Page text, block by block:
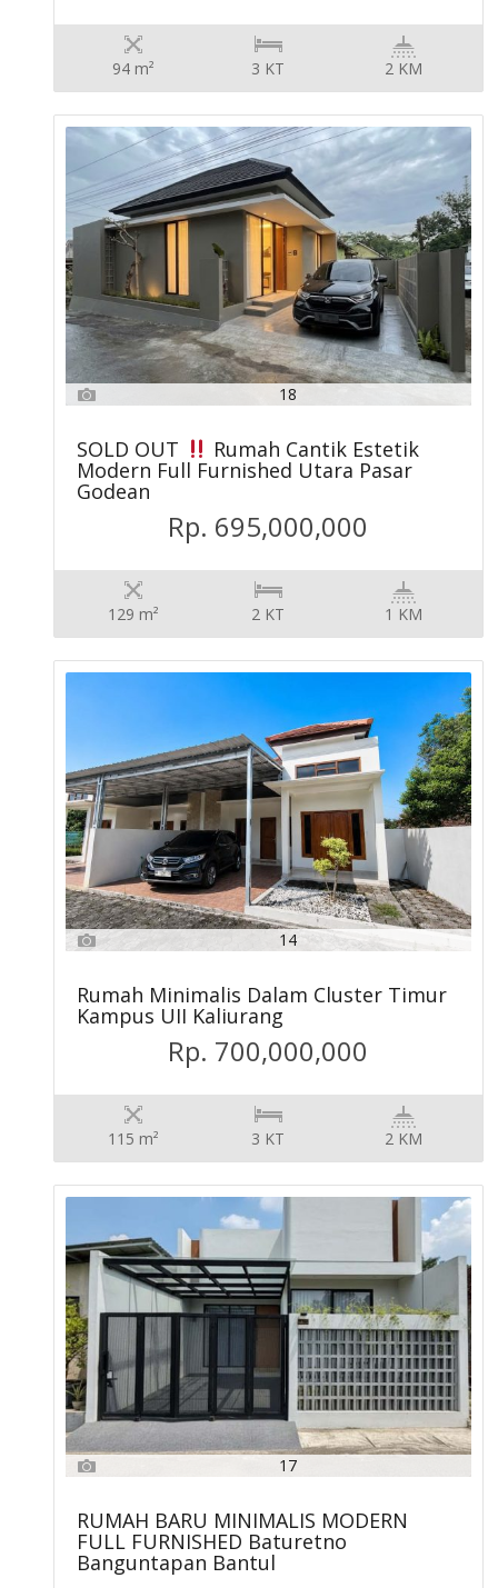
94 m² 3 KT 2 KM
18
SOLD OUT Rumah Cantik Estetik
Modern Full Furnished Utara Pasar
Godean
Rp. 695,000,000
129 m² 2 KT 1 KM
14
Rumah Minimalis Dalam Cluster Timur
Kampus UII Kaliurang
Rp. 700,000,000
115 m² 3 KT 2 KM
17
RUMAH BARU MINIMALIS MODERN
FULL FURNISHED Baturetno
Banguntapan Bantul